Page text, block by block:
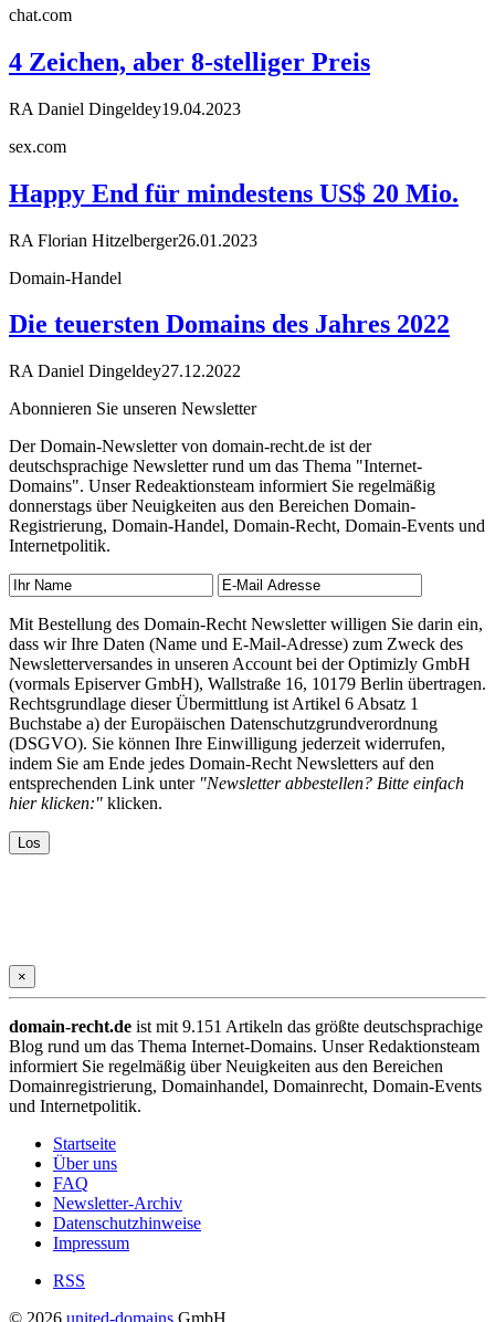
chat.com
4 Zeichen, aber 8-stelliger Preis
RA Daniel Dingeldey19.04.2023
sex.com
Happy End für mindestens US$ 20 Mio.
RA Florian Hitzelberger26.01.2023
Domain-Handel
Die teuersten Domains des Jahres 2022
RA Daniel Dingeldey27.12.2022
Abonnieren Sie unseren Newsletter
Der Domain-Newsletter von domain-recht.de ist der
deutschsprachige Newsletter rund um das Thema "Internet-
Domains". Unser Redeaktionsteam informiert Sie regelmäßig
donnerstags über Neuigkeiten aus den Bereichen Domain-
Registrierung, Domain-Handel, Domain-Recht, Domain-Events und
Internetpolitik.
Mit Bestellung des Domain-Recht Newsletter willigen Sie darin ein,
dass wir Ihre Daten (Name und E-Mail-Adresse) zum Zweck des
Newsletterversandes in unseren Account bei der Optimizly GmbH
(vormals Episerver GmbH), Wallstraße 16, 10179 Berlin übertragen.
Rechtsgrundlage dieser Übermittlung ist Artikel 6 Absatz 1
Buchstabe a) der Europäischen Datenschutzgrundverordnung
(DSGVO). Sie können Ihre Einwilligung jederzeit widerrufen,
indem Sie am Ende jedes Domain-Recht Newsletters auf den
entsprechenden Link unter "Newsletter abbestellen? Bitte einfach
hier klicken:" klicken.
×
domain-recht.de ist mit 9.151 Artikeln das größte deutschsprachige
Blog rund um das Thema Internet-Domains. Unser Redaktionsteam
informiert Sie regelmäßig über Neuigkeiten aus den Bereichen
Domainregistrierung, Domainhandel, Domainrecht, Domain-Events
und Internetpolitik.
Startseite
Über uns
FAQ
Newsletter-Archiv
Datenschutzhinweise
Impressum
RSS